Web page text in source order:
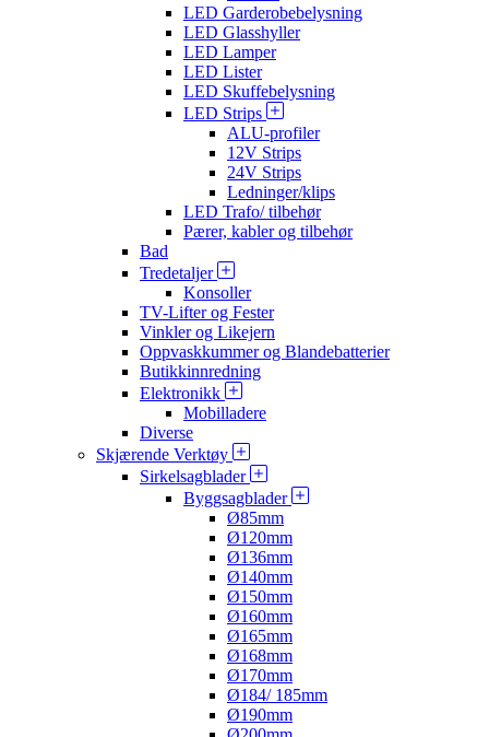
LED Garderobebelysning
LED Glasshyller
LED Lamper
LED Lister
LED Skuffebelysning
LED Strips
ALU-profiler
12V Strips
24V Strips
Ledninger/klips
LED Trafo/ tilbehør
Pærer, kabler og tilbehør
Bad
Tredetaljer
Konsoller
TV-Lifter og Fester
Vinkler og Likejern
Oppvaskkummer og Blandebatterier
Butikkinnredning
Elektronikk
Mobilladere
Diverse
Skjærende Verktøy
Sirkelsagblader
Byggsagblader
Ø85mm
Ø120mm
Ø136mm
Ø140mm
Ø150mm
Ø160mm
Ø165mm
Ø168mm
Ø170mm
Ø184/ 185mm
Ø190mm